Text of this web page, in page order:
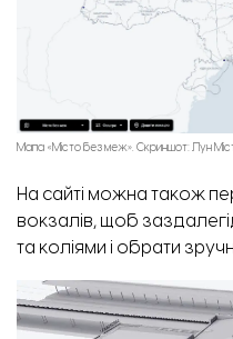
Мапа «Місто без меж». Скриншот: Лун
На сайті можна також
вокзалів, щоб
та коліями і обрати